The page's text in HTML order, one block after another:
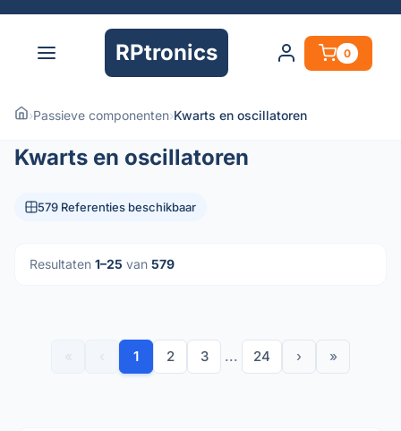
RPtronics 0
›Passieve componenten›Kwarts en oscillatoren
Kwarts en oscillatoren
579 Referenties beschikbaar
Resultaten 1–25 van 579
1 2 3 ... 24 › »